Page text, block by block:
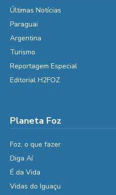
Últimas Notícias
Paraguai
Argentina
Turismo
Reportagem Especial
Editorial H2FOZ
Planeta Foz
Foz, o que fazer
Diga Aí
É da Vida
Vidas do Iguaçu